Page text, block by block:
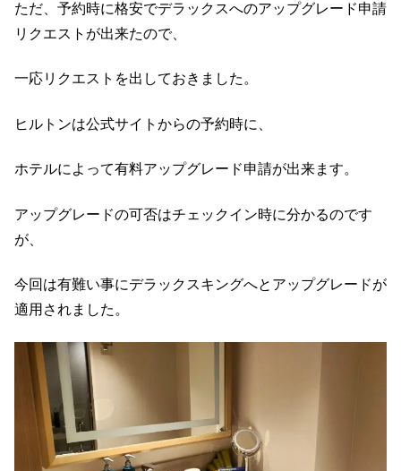
ただ、予約時に格安でデラックスへのアップグレード申請
リクエストが出来たので、
一応リクエストを出しておきました。
ヒルトンは公式サイトからの予約時に、
ホテルによって有料アップグレード申請が出来ます。
アップグレードの可否はチェックイン時に分かるのです
が、
今回は有難い事にデラックスキングへとアップグレードが
適用されました。